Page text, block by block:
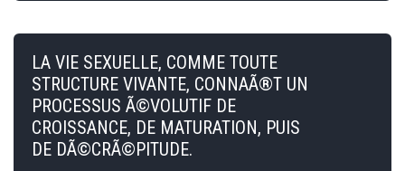
LA VIE SEXUELLE, COMME TOUTE
STRUCTURE VIVANTE, CONNAÃ®T UN
PROCESSUS Ã©VOLUTIF DE
CROISSANCE, DE MATURATION, PUIS
DE DÃ©CRÃ©PITUDE.